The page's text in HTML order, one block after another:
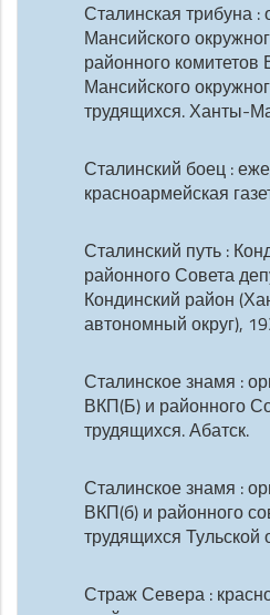
Сталинская трибуна :
Мансийского
районного
Мансийского
трудящихся. Ханты-
Сталинский боец :
красноармейская
Сталинский путь :
районного Совета
Кондинский район
автономный округ),
Сталинское знамя :
ВКП(Б) и районного
трудящихся. Абатск.
Сталинское знамя :
ВКП(б) и районного
трудящихся Тульской
Страж Севера :